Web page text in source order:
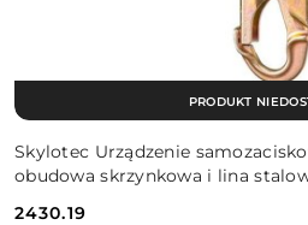
Skylotec Urządzenie
obudowa skrzynkowa i lina
2430.19
PRODUKT